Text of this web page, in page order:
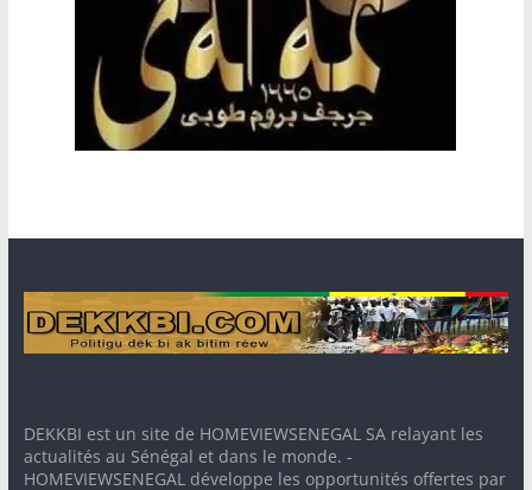
DEKKBI est un site de HOMEVIEWSENEGAL SA relayant les
actualités au Sénégal et dans le monde. -
HOMEVIEWSENEGAL développe les opportunités offertes par